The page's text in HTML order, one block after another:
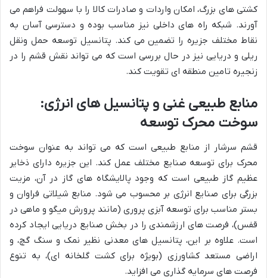
کشتی های بزرگ، امکان واردات و صادرات کالا را با سهولت فراهم می
آورند. شبکه راه های داخلی نیز مناسب بوده و دسترسی آسان به
نقاط مختلف جزیره را تضمین می کند. پتانسیل توسعه حمل ونقل
ریلی و دریایی نیز در حال بررسی است که می تواند نقش قشم را در
زنجیره تامین منطقه ای تقویت کند.
منابع طبیعی غنی و پتانسیل های انرژی:
سوخت محرک توسعه
قشم سرشار از منابع طبیعی است که می تواند به عنوان سوخت
محرک برای توسعه صنایع مختلف عمل کند. این جزیره دارای ذخایر
عظیم گاز طبیعی است که وجود پالایشگاه های گاز در آن، مزیت
بزرگی برای صنایع انرژی بر محسوب می شود. منابع شیلاتی فراوان و
بستر مناسب برای توسعه آبزی پروری (مانند پرورش میگو و ماهی در
قفس)، فرصت های ارزشمندی را در بخش صنایع دریایی ایجاد کرده
است. علاوه بر این، پتانسیل های معدنی نظیر نمک و سنگ گچ، و
اراضی مستعد کشاورزی (بویژه برای کشت گلخانه ای)، به تنوع
فرصت های سرمایه گذاری می افزاید.